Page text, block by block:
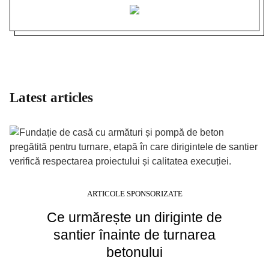
Latest articles
ARTICOLE SPONSORIZATE
Ce urmărește un diriginte de
santier înainte de turnarea
betonului